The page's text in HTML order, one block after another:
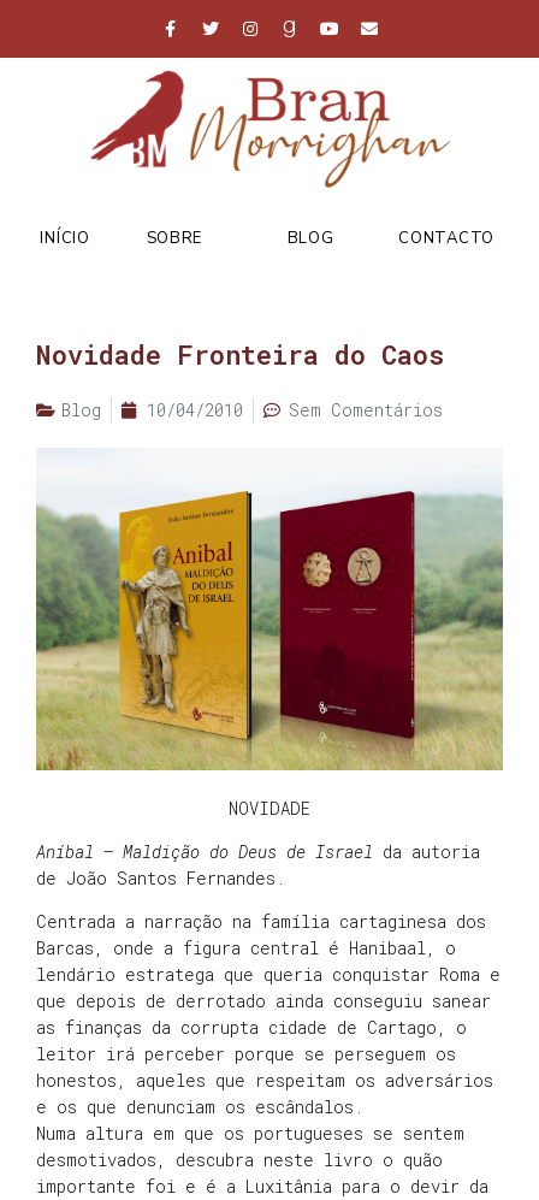
INÍCIO SOBRE BLOG CONTACTO
Novidade Fronteira do Caos
Blog 10/04/2010 Sem Comentários
NOVIDADE
Aníbal – Maldição do Deus de Israel da autoria
de João Santos Fernandes.
Centrada a narração na família cartaginesa dos
Barcas, onde a figura central é Hanibaal, o
lendário estratega que queria conquistar Roma e
que depois de derrotado ainda conseguiu sanear
as finanças da corrupta cidade de Cartago, o
leitor irá perceber porque se perseguem os
honestos, aqueles que respeitam os adversários
e os que denunciam os escândalos.
Numa altura em que os portugueses se sentem
desmotivados, descubra neste livro o quão
importante foi e é a Luxitânia para o devir da